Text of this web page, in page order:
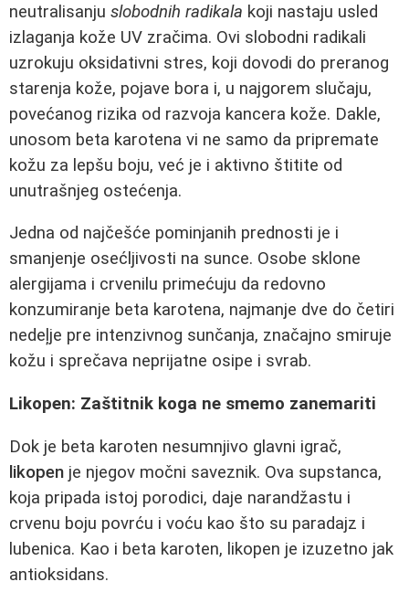
neutralisanju slobodnih radikala koji nastaju usled
izlaganja kože UV zračima. Ovi slobodni radikali
uzrokuju oksidativni stres, koji dovodi do preranog
starenja kože, pojave bora i, u najgorem slučaju,
povećanog rizika od razvoja kancera kože. Dakle,
unosom beta karotena vi ne samo da pripremate
kožu za lepšu boju, već je i aktivno štitite od
unutrašnjeg ostećenja.
Jedna od najčešće pominjanih prednosti je i
smanjenje osećljivosti na sunce. Osobe sklone
alergijama i crvenilu primećuju da redovno
konzumiranje beta karotena, najmanje dve do četiri
nedeļje pre intenzivnog sunčanja, značajno smiruje
kožu i sprečava neprijatne osipe i svrab.
Likopen: Zaštitnik koga ne smemo zanemariti
Dok je beta karoten nesumnjivo glavni igrač,
likopen je njegov močni saveznik. Ova supstanca,
koja pripada istoj porodici, daje narandžastu i
crvenu boju povrću i voću kao što su paradajz i
lubenica. Kao i beta karoten, likopen je izuzetno jak
antioksidans.